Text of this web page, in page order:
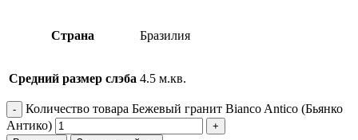
Страна Бразилия
Средний размер слэба 4.5 м.кв.
Количество товара Бежевый гранит Bianco Antico (Бьянко
Антико)